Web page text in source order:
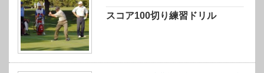
スコア100切り練習ドリル